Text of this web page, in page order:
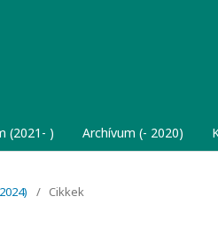
(2021- ) Archívum (- 2020)
/ Cikkek